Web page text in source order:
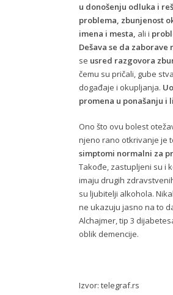
u donošenju odluka i
problema, zbunjenost
imena i mesta, ali i
Dešava se da zaborave
se usred razgovora
čemu su pričali, gube
događaje i okupljanja.
promena u ponašanju i
Ono što ovu bolest
njeno rano otkrivanje je
simptomi normalni za
Takođe, zastupljeni su i
imaju drugih
su ljubitelji alkohola.
ne ukazuju jasno na to
Alchajmer, tip 3
oblik demencije.
Izvor: telegraf.rs